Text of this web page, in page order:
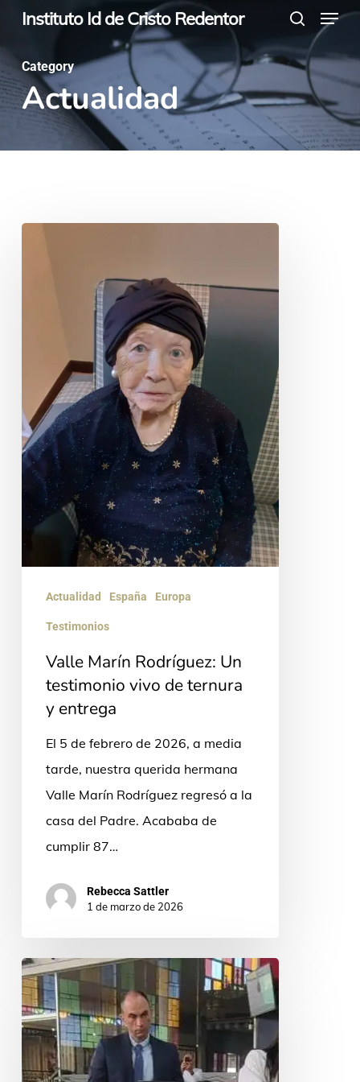
Skip
main
content
Instituto Id de Cristo Redentor
search
Menu
Category
Actualidad
ternura
y
entrega
Actualidad España Europa
Testimonios
Valle Marín Rodríguez: Un
testimonio vivo de ternura
y entrega
El 5 de febrero de 2026, a media
tarde, nuestra querida hermana
Valle Marín Rodríguez regresó a la
casa del Padre. Acababa de
cumplir 87…
Rebecca Sattler
1 de marzo de 2026
¡El
miedo
siempre
puede
aparecer,